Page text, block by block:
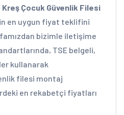
Kreş Çocuk Güvenlik Filesi
en uygun fiyat teklifini
bizimle iletişime
TSE belgeli,
kullanarak
filesi montaj
en rekabetçi fiyatları